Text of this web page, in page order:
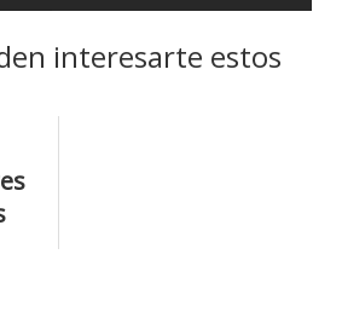
interesarte estos